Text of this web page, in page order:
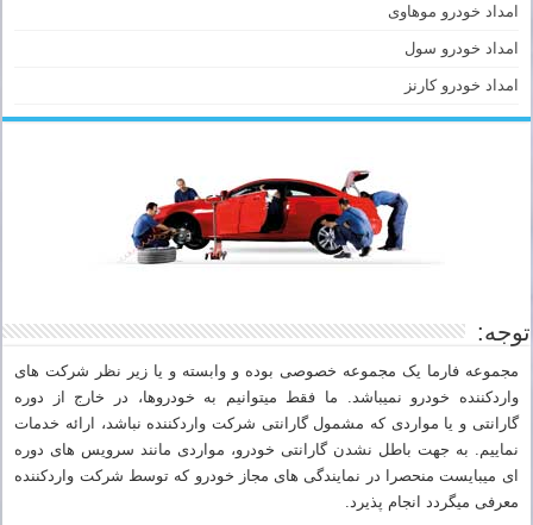
امداد خودرو موهاوی
امداد خودرو سول
امداد خودرو کارنز
توجه:
مجموعه فارما یک مجموعه خصوصی بوده و وابسته و یا زیر نظر شرکت های
واردکننده خودرو نمیباشد. ما فقط میتوانیم به خودروها، در خارج از دوره
گارانتی و یا مواردی که مشمول گارانتی شرکت واردکننده نباشد، ارائه خدمات
نماییم. به جهت باطل نشدن گارانتی خودرو، مواردی مانند سرویس های دوره
ای میبایست منحصرا در نمایندگی های مجاز خودرو که توسط شرکت واردکننده
معرفی میگردد انجام پذیرد.